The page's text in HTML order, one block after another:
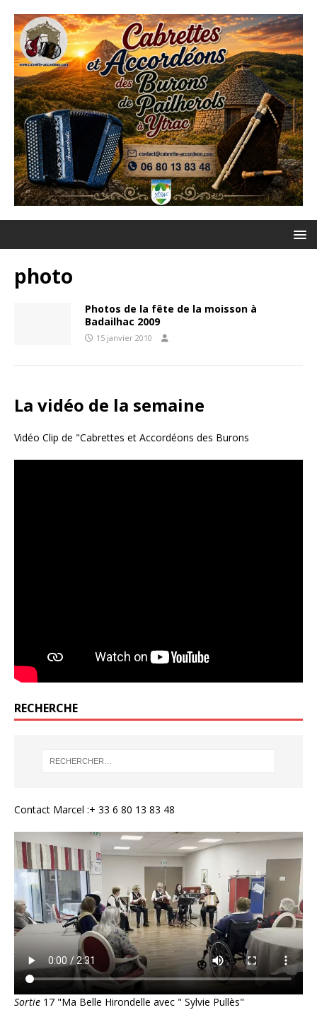
photo
Photos de la fête de la moisson à
Badailhac 2009
15 janvier 2010
La vidéo de la semaine
Vidéo Clip de "Cabrettes et Accordéons des Burons
RECHERCHE
Contact Marcel :+ 33 6 80 13 83 48
Sortie 17 "Ma Belle Hirondelle avec " Sylvie Pullès"